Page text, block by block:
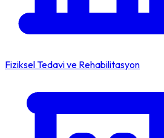
Fiziksel Tedavi ve Rehabilitasyon